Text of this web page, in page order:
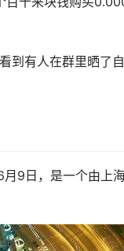
到有人在群里晒了
9日，是一个由上